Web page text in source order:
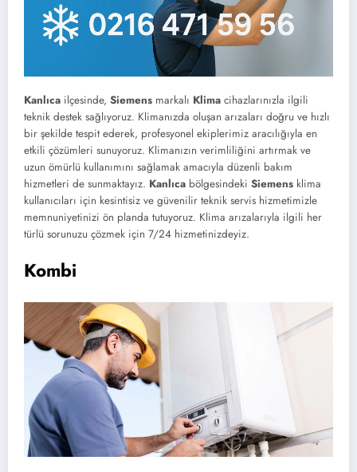
Kanlıca ilçesinde, Siemens markalı Klima cihazlarınızla ilgili
teknik destek sağlıyoruz. Klimanızda oluşan arızaları doğru ve hızlı
bir şekilde tespit ederek, profesyonel ekiplerimiz aracılığıyla en
etkili çözümleri sunuyoruz. Klimanızın verimliliğini artırmak ve
uzun ömürlü kullanımını sağlamak amacıyla düzenli bakım
hizmetleri de sunmaktayız. Kanlıca bölgesindeki Siemens klima
kullanıcıları için kesintisiz ve güvenilir teknik servis hizmetimizle
memnuniyetinizi ön planda tutuyoruz. Klima arızalarıyla ilgili her
türlü sorunuzu çözmek için 7/24 hizmetinizdeyiz.
Kombi